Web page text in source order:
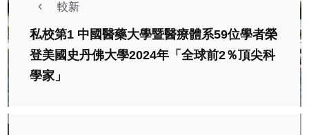
較新
私校第1 中國醫藥大學暨醫療體系59位學者榮
登美國史丹佛大學2024年「全球前2％頂尖科
學家」